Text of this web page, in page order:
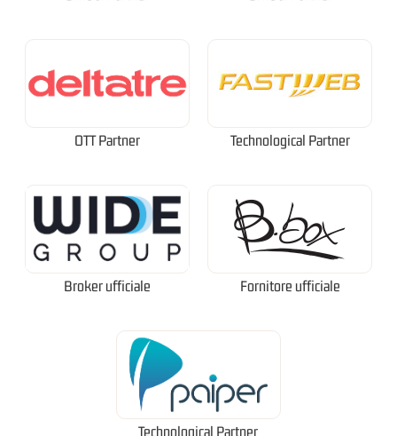
OTT Partner Technological Partner
Broker ufficiale Fornitore ufficiale
Technological Partner